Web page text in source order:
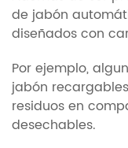
de jabón
diseñados con
Por ejemplo,
jabón
residuos en
desechables.